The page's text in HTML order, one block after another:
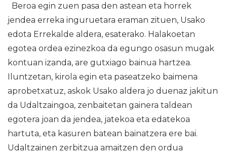
Beroa egin zuen pasa den astean eta horrek
jendea erreka inguruetara eraman zituen, Usako
edota Errekalde aldera, esaterako. Halakoetan
egotea ordea ezinezkoa da egungo osasun mugak
kontuan izanda, are gutxiago bainua hartzea.
Iluntzetan, kirola egin eta paseatzeko baimena
aprobetxatuz, askok Usako aldera jo duenaz jakitun
da Udaltzaingoa, zenbaitetan gainera taldean
egotera joan da jendea, jatekoa eta edatekoa
hartuta, eta kasuren batean bainatzera ere bai.
Udaltzainen zerbitzua amaitzen den ordua